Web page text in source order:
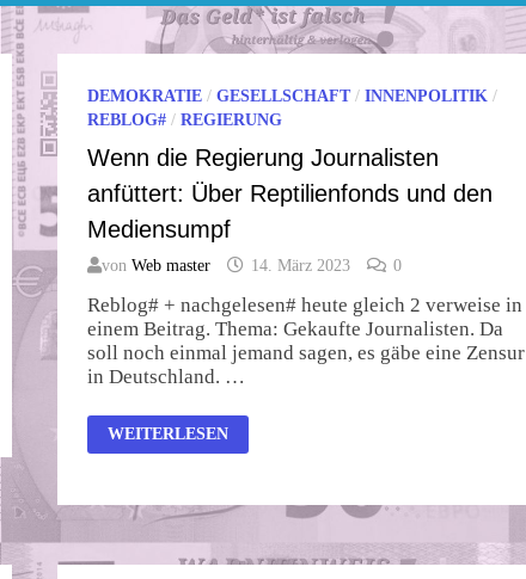
DEMOKRATIE/ GESELLSCHAFT/ INNENPOLITIK/
REBLOG#/ REGIERUNG
Wenn die Regierung Journalisten
anfüttert: Über Reptilienfonds und den
Mediensumpf
von Web master 14. März 2023 0
Reblog# + nachgelesen# heute gleich 2 verweise in
einem Beitrag. Thema: Gekaufte Journalisten. Da
soll noch einmal jemand sagen, es gäbe eine Zensur
in Deutschland. …
WENN
DIE
ÜBER
UND
DEN
WEITERLESEN